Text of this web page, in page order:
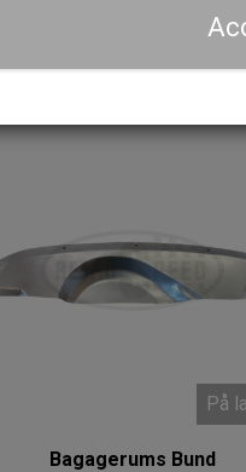
Priser er inkl.
På
Bagagerums Bund